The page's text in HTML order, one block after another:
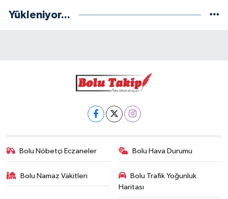
Yükleniyor...
Bolu Nöbetçi Eczaneler Bolu Hava Durumu
Bolu Namaz Vakitleri
Bolu Trafik Yoğunluk
Haritası